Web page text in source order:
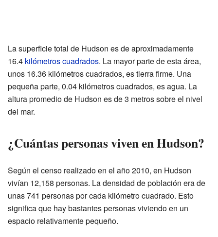
La superficie total de Hudson es de aproximadamente
16.4 kilómetros cuadrados. La mayor parte de esta área,
unos 16.36 kilómetros cuadrados, es tierra firme. Una
pequeña parte, 0.04 kilómetros cuadrados, es agua. La
altura promedio de Hudson es de 3 metros sobre el nivel
del mar.
¿Cuántas personas viven en Hudson?
Según el censo realizado en el año 2010, en Hudson
vivían 12,158 personas. La densidad de población era de
unas 741 personas por cada kilómetro cuadrado. Esto
significa que hay bastantes personas viviendo en un
espacio relativamente pequeño.